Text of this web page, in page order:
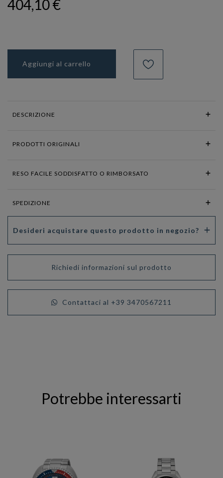
404,10 €
Aggiungi al carrello
DESCRIZIONE
PRODOTTI ORIGINALI
RESO FACILE SODDISFATTO O RIMBORSATO
SPEDIZIONE
Desideri acquistare questo prodotto in negozio?
Richiedi informazioni sul prodotto
Contattaci al +39 3470567211
Potrebbe interessarti